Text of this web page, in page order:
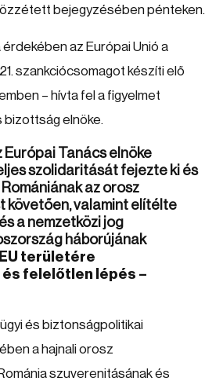
bejegyzésében pénteken.
az Európai Unió a
szankciócsomagot készíti elő
– hívta fel a figyelmet
bizottság elnöke.
Európai Tanács elnöke
szolidaritását fejezte ki és
az orosz
követően, valamint elítélte
a nemzetközi jog
háborújának
területére
felelőtlen lépés –
és biztonságpolitikai
a hajnali orosz
szuverenitásának és